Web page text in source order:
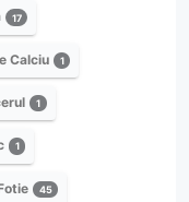
17
Calciu 1
1
1
45